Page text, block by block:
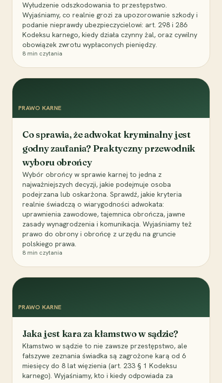
Wyłudzenie odszkodowania to przestępstwo.
Wyjaśniamy, co realnie grozi za upozorowanie szkody i
podanie nieprawdy ubezpieczycielowi: art. 298 i 286
Kodeksu karnego, kiedy działa czynny żal, oraz cywilny
obowiązek zwrotu wypłaconych pieniędzy.
8 min czytania
PRAWO KARNE
Co sprawia, że adwokat kryminalny jest
godny zaufania? Praktyczny przewodnik
wyboru obrońcy
Wybór obrońcy w sprawie karnej to jedna z
najważniejszych decyzji, jakie podejmuje osoba
podejrzana lub oskarżona. Sprawdź, jakie kryteria
realnie świadczą o wiarygodności adwokata:
uprawnienia zawodowe, tajemnica obrończa, jawne
zasady wynagrodzenia i komunikacja. Wyjaśniamy też
prawo do obrony i obrońcę z urzędu na gruncie
polskiego prawa.
8 min czytania
PRAWO KARNE
Jaka jest kara za kłamstwo w sądzie?
Kłamstwo w sądzie to nie zawsze przestępstwo, ale
fałszywe zeznania świadka są zagrożone karą od 6
miesięcy do 8 lat więzienia (art. 233 § 1 Kodeksu
karnego). Wyjaśniamy, kto i kiedy odpowiada za